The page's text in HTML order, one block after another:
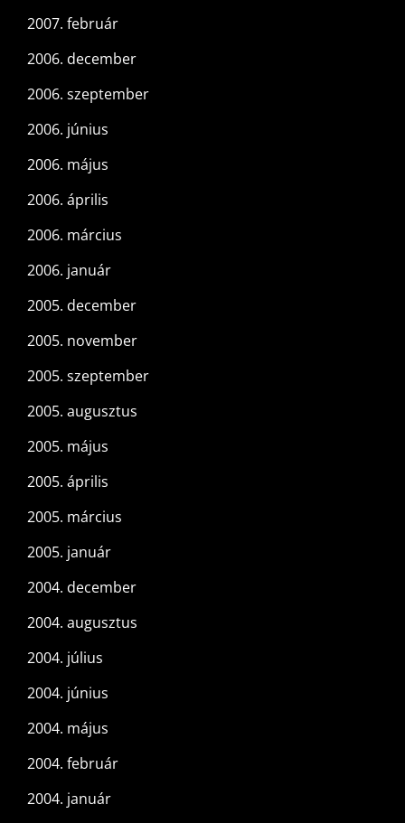
2007. február
2006. december
2006. szeptember
2006. június
2006. május
2006. április
2006. március
2006. január
2005. december
2005. november
2005. szeptember
2005. augusztus
2005. május
2005. április
2005. március
2005. január
2004. december
2004. augusztus
2004. július
2004. június
2004. május
2004. február
2004. január